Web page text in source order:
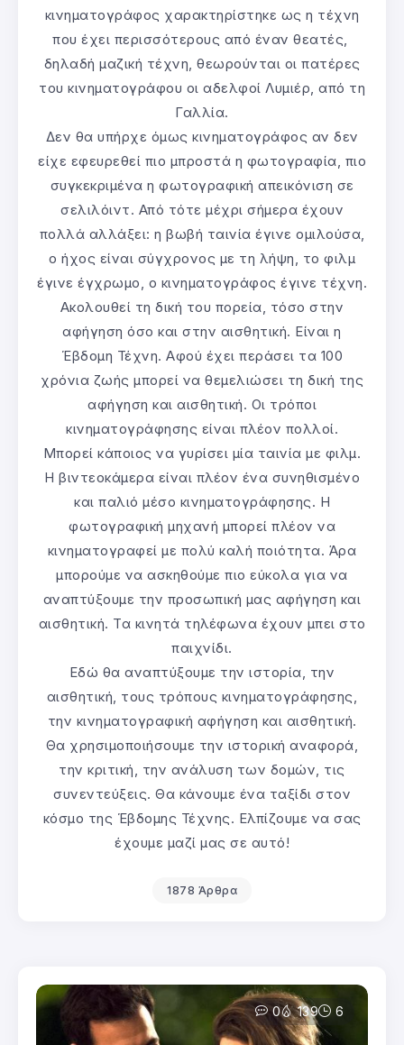
κινηματογράφος χαρακτηρίστηκε ως η τέχνη
που έχει περισσότερους από έναν θεατές,
δηλαδή μαζική τέχνη, θεωρούνται οι πατέρες
του κινηματογράφου οι αδελφοί Λυμιέρ, από τη
Γαλλία.
Δεν θα υπήρχε όμως κινηματογράφος αν δεν
είχε εφευρεθεί πιο μπροστά η φωτογραφία, πιο
συγκεκριμένα η φωτογραφική απεικόνιση σε
σελιλόιντ. Από τότε μέχρι σήμερα έχουν
πολλά αλλάξει: η βωβή ταινία έγινε ομιλούσα,
ο ήχος είναι σύγχρονος με τη λήψη, το φιλμ
έγινε έγχρωμο, ο κινηματογράφος έγινε τέχνη.
Ακολουθεί τη δική του πορεία, τόσο στην
αφήγηση όσο και στην αισθητική. Είναι η
Έβδομη Τέχνη. Αφού έχει περάσει τα 100
χρόνια ζωής μπορεί να θεμελιώσει τη δική της
αφήγηση και αισθητική. Οι τρόποι
κινηματογράφησης είναι πλέον πολλοί.
Μπορεί κάποιος να γυρίσει μία ταινία με φιλμ.
Η βιντεοκάμερα είναι πλέον ένα συνηθισμένο
και παλιό μέσο κινηματογράφησης. Η
φωτογραφική μηχανή μπορεί πλέον να
κινηματογραφεί με πολύ καλή ποιότητα. Άρα
μπορούμε να ασκηθούμε πιο εύκολα για να
αναπτύξουμε την προσωπική μας αφήγηση και
αισθητική. Τα κινητά τηλέφωνα έχουν μπει στο
παιχνίδι.
Εδώ θα αναπτύξουμε την ιστορία, την
αισθητική, τους τρόπους κινηματογράφησης,
την κινηματογραφική αφήγηση και αισθητική.
Θα χρησιμοποιήσουμε την ιστορική αναφορά,
την κριτική, την ανάλυση των δομών, τις
συνεντεύξεις. Θα κάνουμε ένα ταξίδι στον
κόσμο της Έβδομης Τέχνης. Ελπίζουμε να σας
έχουμε μαζί μας σε αυτό!
1878 Άρθρα
0 139 6